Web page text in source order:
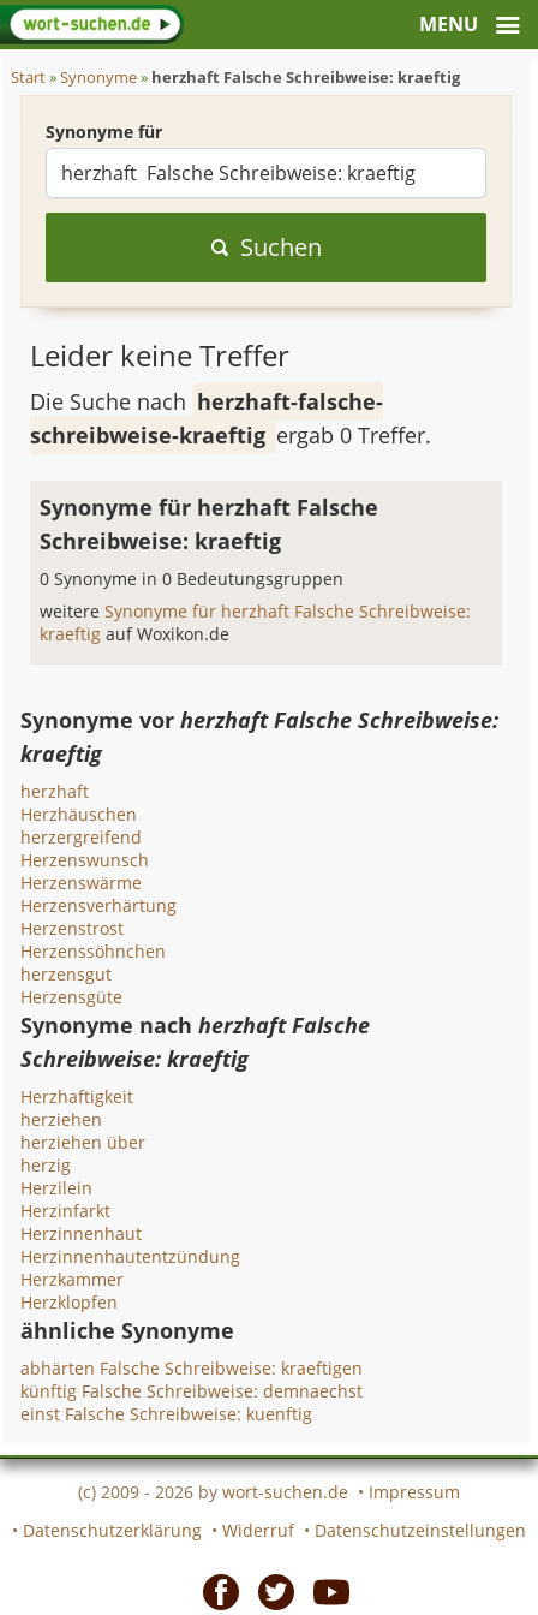
Start»Synonyme» herzhaft Falsche Schreibweise: kraeftig
Synonyme für
Suchen
Leider keine Treffer
Die Suche nach herzhaft-falsche-
schreibweise-kraeftig ergab 0 Treffer.
Synonyme für herzhaft Falsche
Schreibweise: kraeftig
0 Synonyme in 0 Bedeutungsgruppen
weitereSynonyme für herzhaft Falsche Schreibweise:
kraeftigauf Woxikon.de
Synonyme vorherzhaft Falsche Schreibweise:
kraeftig
herzhaft
Herzhäuschen
herzergreifend
Herzenswunsch
Herzenswärme
Herzensverhärtung
Herzenstrost
Herzenssöhnchen
herzensgut
Herzensgüte
Synonyme nachherzhaft Falsche
Schreibweise: kraeftig
Herzhaftigkeit
herziehen
herziehen über
herzig
Herzilein
Herzinfarkt
Herzinnenhaut
Herzinnenhautentzündung
Herzkammer
Herzklopfen
ähnliche Synonyme
abhärten Falsche Schreibweise: kraeftigen
künftig Falsche Schreibweise: demnaechst
einst Falsche Schreibweise: kuenftig
(c) 2009 - 2026 by wort-suchen.de • Impressum
• Datenschutzerklärung • Widerruf • Datenschutzeinstellungen